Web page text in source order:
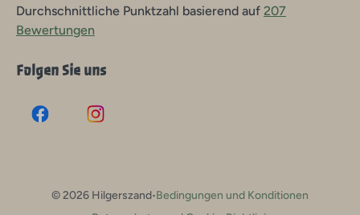
Durchschnittliche Punktzahl basierend auf 207
Bewertungen
Folgen Sie uns
© 2026 Hilgerszand·Bedingungen und Konditionen